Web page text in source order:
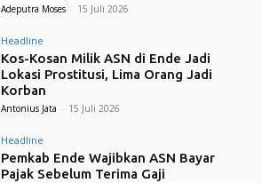
Adeputra Moses - 15 Juli 2026
Headline
Kos-Kosan Milik ASN di Ende Jadi
Lokasi Prostitusi, Lima Orang Jadi
Korban
Antonius Jata - 15 Juli 2026
Headline
Pemkab Ende Wajibkan ASN Bayar
Pajak Sebelum Terima Gaji